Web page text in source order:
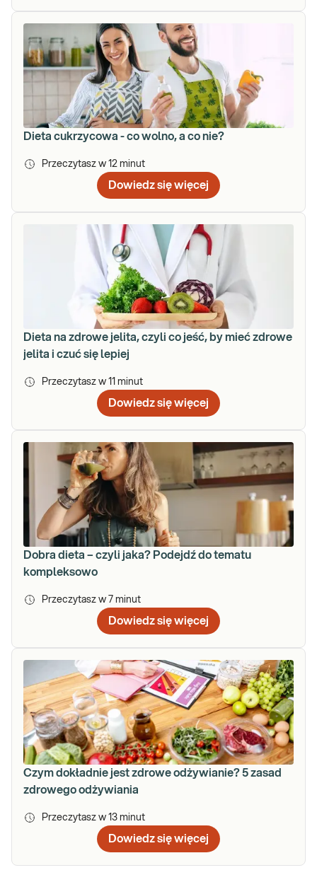
Dieta cukrzycowa - co wolno, a co nie?
Przeczytasz w 12 minut
Dowiedz się więcej
Dieta na zdrowe jelita, czyli co jeść, by mieć zdrowe
jelita i czuć się lepiej
Przeczytasz w 11 minut
Dowiedz się więcej
Dobra dieta – czyli jaka? Podejdź do tematu
kompleksowo
Przeczytasz w 7 minut
Dowiedz się więcej
Czym dokładnie jest zdrowe odżywianie? 5 zasad
zdrowego odżywiania
Przeczytasz w 13 minut
Dowiedz się więcej